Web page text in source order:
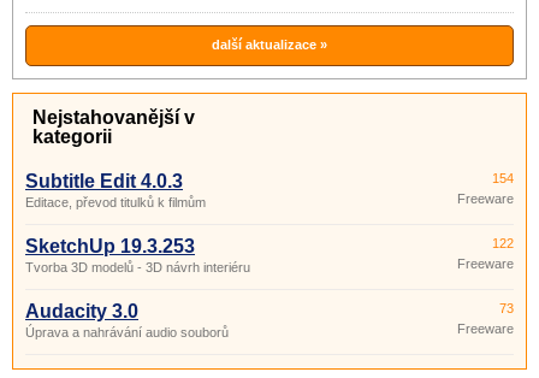
další aktualizace »
Nejstahovanější v
kategorii
Subtitle Edit 4.0.3
Editace, převod titulků k filmům
154
Freeware
SketchUp 19.3.253
Tvorba 3D modelů - 3D návrh interiéru
122
Freeware
Audacity 3.0
Úprava a nahrávání audio souborů
73
Freeware